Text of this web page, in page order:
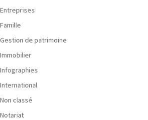
Entreprises
Famille
Gestion de patrimoine
Immobilier
Infographies
International
Non classé
Notariat